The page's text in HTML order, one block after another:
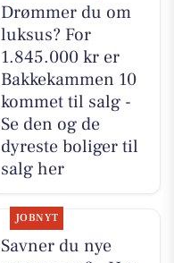
Drømmer du om
luksus? For
1.845.000 kr er
Bakkekammen 10
kommet til salg -
Se den og de
dyreste boliger til
salg her
JOBNYT
Savner du nye